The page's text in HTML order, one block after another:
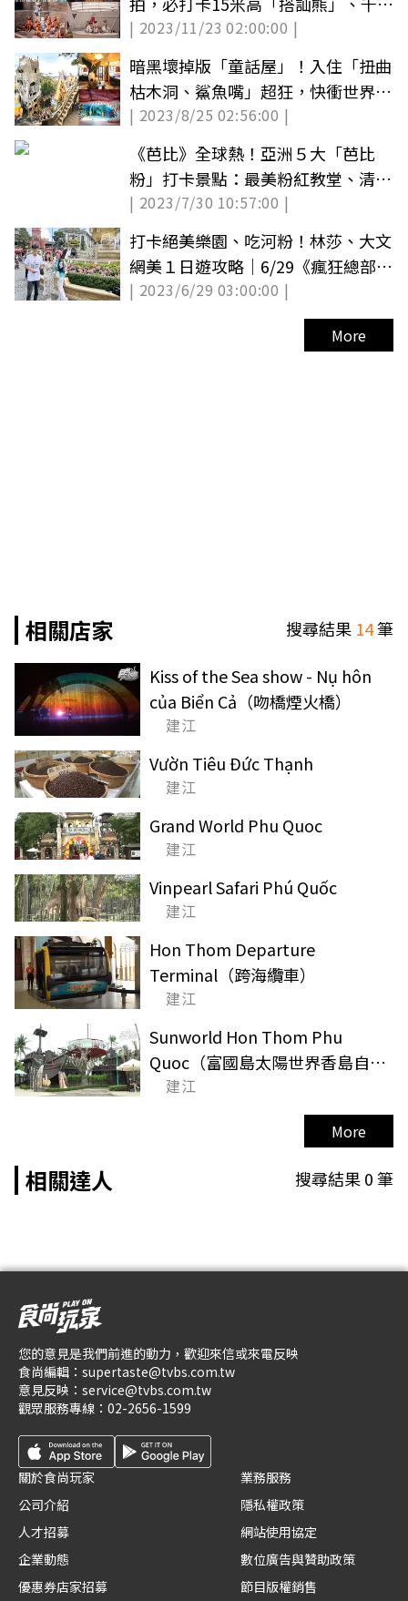
觀音熊
| 2023/11/23 02:00:00 |
暗黑壞掉版「童話屋」！入住「扭曲
枯木洞、鯊魚嘴」超狂，快衝世界最
怪旅館
| 2023/8/25 02:56:00 |
《芭比》全球熱！亞洲５大「芭比
粉」打卡景點：最美粉紅教堂、清真
寺、沙灘
| 2023/7/30 10:57:00 |
打卡絕美樂園、吃河粉！林莎、大文
網美１日遊攻略｜6/29《瘋狂總部》
網路版
| 2023/6/29 03:00:00 |
More
相關店家 搜尋結果 14筆
Kiss of the Sea show - Nụ hôn
của Biển Cả（吻橋煙火橋）
建江
Vườn Tiêu Đức Thạnh
建江
Grand World Phu Quoc
建江
Vinpearl Safari Phú Quốc
建江
Hon Thom Departure
Terminal（跨海纜車）
建江
Sunworld Hon Thom Phu
Quoc（富國島太陽世界香島自然
公園）
建江
More
相關達人 搜尋結果0筆
您的意見是我們前進的動力，歡迎來信或來電反映
食尚編輯： supertaste@tvbs.com.tw
意見反映： service@tvbs.com.tw
觀眾服務專線： 02-2656-1599
關於食尚玩家
公司介紹
人才招募
企業動態
優惠券店家招募
業務服務
隱私權政策
網站使用協定
數位廣告與贊助政策
節目版權銷售